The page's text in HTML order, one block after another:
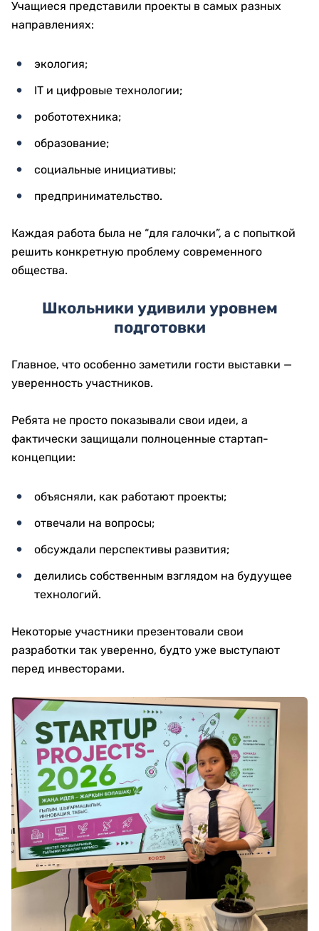
Учащиеся представили проекты в самых разных
направлениях:
экология;
IT и цифровые технологии;
робототехника;
образование;
социальные инициативы;
предпринимательство.
Каждая работа была не “для галочки”, а с попыткой
решить конкретную проблему современного
общества.
Школьники удивили уровнем
подготовки
Главное, что особенно заметили гости выставки —
уверенность участников.
Ребята не просто показывали свои идеи, а
фактически защищали полноценные стартап-
концепции:
объясняли, как работают проекты;
отвечали на вопросы;
обсуждали перспективы развития;
делились собственным взглядом на будуущее
технологий.
Некоторые участники презентовали свои
разработки так уверенно, будто уже выступают
перед инвесторами.